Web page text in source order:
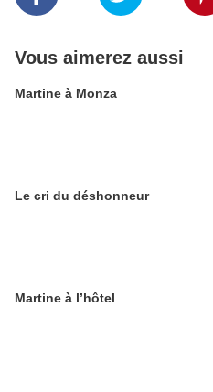
Vous aimerez aussi
Martine à Monza
Le cri du déshonneur
Martine à l’hôtel